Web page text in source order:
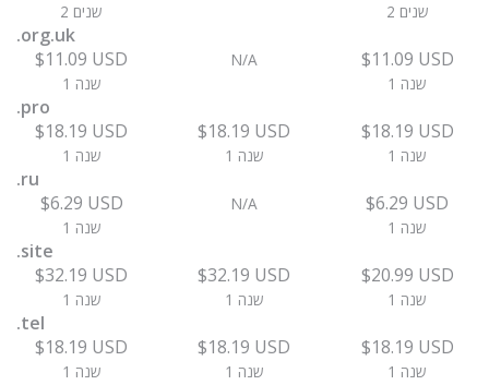
2 שנים 2 שנים
.org.uk
$11.09 USD
1 שנה
N/A $11.09 USD
1 שנה
.pro
$18.19 USD
1 שנה
$18.19 USD
1 שנה
$18.19 USD
1 שנה
.ru
$6.29 USD
1 שנה
N/A $6.29 USD
1 שנה
.site
$32.19 USD
1 שנה
$32.19 USD
1 שנה
$20.99 USD
1 שנה
.tel
$18.19 USD
1 שנה
$18.19 USD
1 שנה
$18.19 USD
1 שנה